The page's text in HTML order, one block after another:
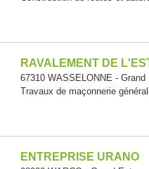
RAVALEMENT DE
67310 WASSELONNE - Grand
Travaux de maçonnerie
ENTREPRISE URANO